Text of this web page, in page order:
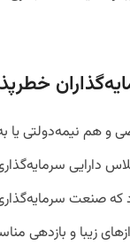
هم نیمه‌دولتی یا
دارایی
که صنعت
زیبا و